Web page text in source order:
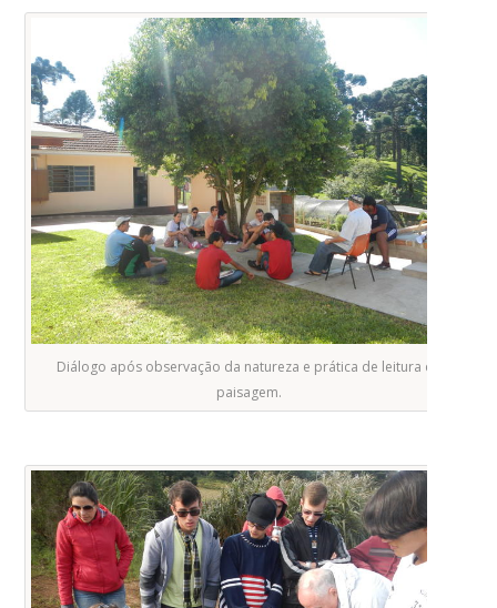
Diálogo após observação da natureza e prática de leitura da
paisagem.